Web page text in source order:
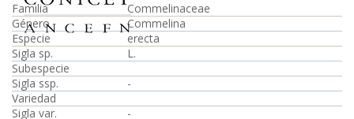
Familia
Commelinaceae
Género
Commelina
Especie
erecta
Sigla sp.
L.
Subespecie
Sigla ssp.
-
Variedad
Sigla var.
-